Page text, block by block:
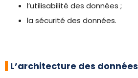
l’utilisabilité des données ;
la sécurité des données.
L’architecture des données